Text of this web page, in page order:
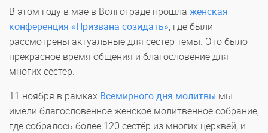
В этом году в мае в Волгограде прошла женская
конференция «Призвана созидать», где были
рассмотрены актуальные для сестёр темы. Это было
прекрасное время общения и благословение для
многих сестёр.
11 ноября в рамках Всемирного дня молитвы мы
имели благословенное женское молитвенное собрание,
где собралось более 120 сестёр из многих церквей, и